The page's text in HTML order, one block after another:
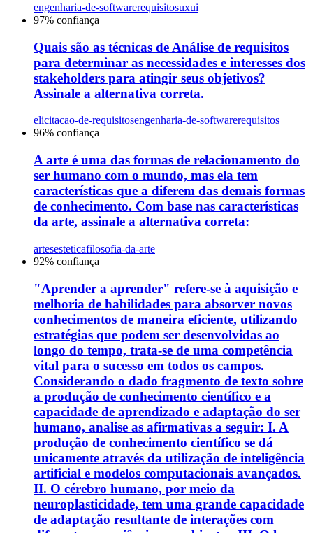
engenharia-de-softwarerequisitosuxui
97% confiança
Quais são as técnicas de Análise de requisitos
para determinar as necessidades e interesses dos
stakeholders para atingir seus objetivos?
Assinale a alternativa correta.
elicitacao-de-requisitosengenharia-de-softwarerequisitos
96% confiança
A arte é uma das formas de relacionamento do
ser humano com o mundo, mas ela tem
características que a diferem das demais formas
de conhecimento. Com base nas características
da arte, assinale a alternativa correta:
artesesteticafilosofia-da-arte
92% confiança
"Aprender a aprender" refere-se à aquisição e
melhoria de habilidades para absorver novos
conhecimentos de maneira eficiente, utilizando
estratégias que podem ser desenvolvidas ao
longo do tempo, trata-se de uma competência
vital para o sucesso em todos os campos.
Considerando o dado fragmento de texto sobre
a produção de conhecimento científico e a
capacidade de aprendizado e adaptação do ser
humano, analise as afirmativas a seguir: I. A
produção de conhecimento científico se dá
unicamente através da utilização de inteligência
artificial e modelos computacionais avançados.
II. O cérebro humano, por meio da
neuroplasticidade, tem uma grande capacidade
de adaptação resultante de interações com